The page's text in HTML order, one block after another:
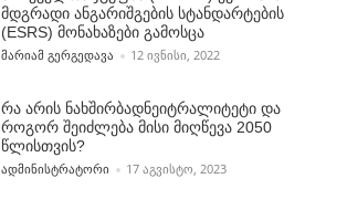
მდგრადი ანგარიშგების სტანდარტების
(ESRS) მონახაზები გამოსცა
POSTED BY
ᲛᲐᲠᲘᲐᲛ ᲒᲔᲠᲒᲔᲓᲐᲕᲐ 12 ᲘᲕᲜᲘᲡᲘ, 2022
რა არის ნახშირბადნეიტრალიტეტი და
როგორ შეიძლება მისი მიღწევა 2050
წლისთვის?
POSTED BY
ᲐᲓᲛᲘᲜᲘᲡᲢᲠᲐᲢᲝᲠᲘ 17 ᲐᲒᲕᲘᲡᲢᲝ, 2023